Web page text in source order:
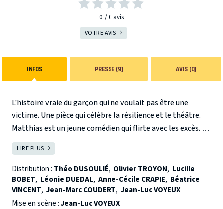
0 0 avis
VOTRE AVIS
INFOS PRESSE (9) AVIS (0)
L'histoire vraie du garçon qui ne voulait pas être une
victime. Une pièce qui célèbre la résilience et le théâtre.
Matthias est un jeune comédien qui flirte avec les excès. Sa
meilleure amie le pousse à affronter son passé d’enfant
abusé. Mais n’est-ce pas dangereux quand certains secrets
n’ont pas encore été déterrés ? Et si le théâtre devait lui
montrer la voie ?
LIRE PLUS
Distribution : Théo DUSOULIÉ, Olivier TROYON, Lucille
BOBET, Léonie DUEDAL, Anne-Cécile CRAPIE, Béatrice
VINCENT, Jean-Marc COUDERT, Jean-Luc VOYEUX
Mise en scène :Jean-Luc VOYEUX